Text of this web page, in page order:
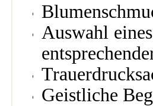
Auswahl
Geistliche